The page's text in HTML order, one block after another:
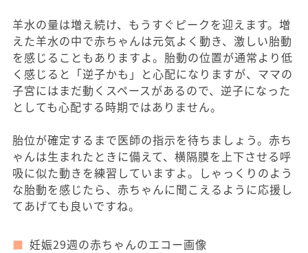
羊水の量は増え続け、もうすぐピークを迎えます。増
えた羊水の中で赤ちゃんは元気よく動き、激しい胎動
を感じることもありますよ。胎動の位置が通常より低
く感じると「逆子かも」と心配になりますが、ママの
子宮にはまだ動くスペースがあるので、逆子になった
としても心配する時期ではありません。
胎位が確定するまで医師の指示を待ちましょう。赤ち
ゃんは生まれたときに備えて、横隔膜を上下させる呼
吸に似た動きを練習していますよ。しゃっくりのよう
な胎動を感じたら、赤ちゃんに聞こえるように応援し
てあげても良いですね。
妊娠29週の赤ちゃんのエコー画像